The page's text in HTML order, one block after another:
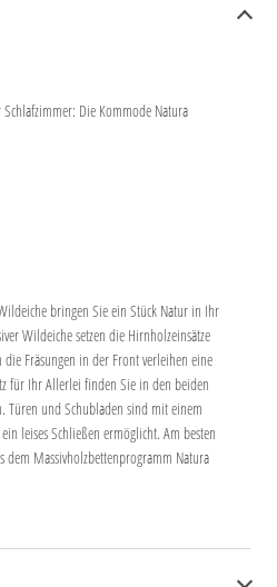
Schlafzimmer: Die Kommode Natura
bringen Sie ein Stück Natur in Ihr
Wildeiche setzen die Hirnholzeinsätze
die Fräsungen in der Front verleihen eine
für Ihr Allerlei finden Sie in den beiden
Türen und Schubladen sind mit einem
leises Schließen ermöglicht. Am besten
dem Massivholzbettenprogramm Natura